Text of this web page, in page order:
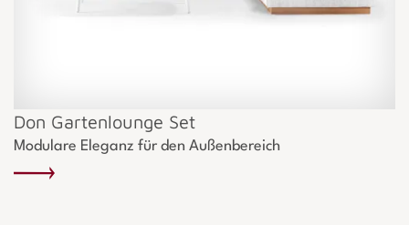
Don Gartenlounge Set
Modulare Eleganz für den Außenbereich